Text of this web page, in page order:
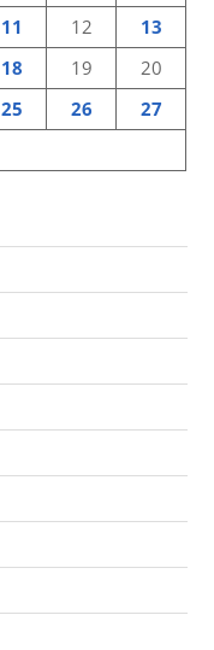
11 12
13
18 19
20
25 26
27